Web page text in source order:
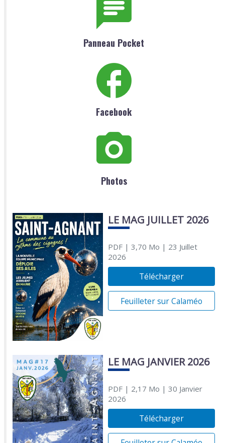
Panneau Pocket
Facebook
Photos
LE MAG JUILLET 2026
PDF| 3,70 Mo | 23 Juillet
2026
Télécharger
Feuilleter sur Calaméo
LE MAG JANVIER 2026
PDF| 2,17 Mo | 30 Janvier
2026
Télécharger